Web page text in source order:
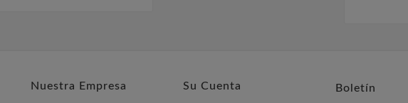
Nuestra Empresa Su Cuenta Boletín